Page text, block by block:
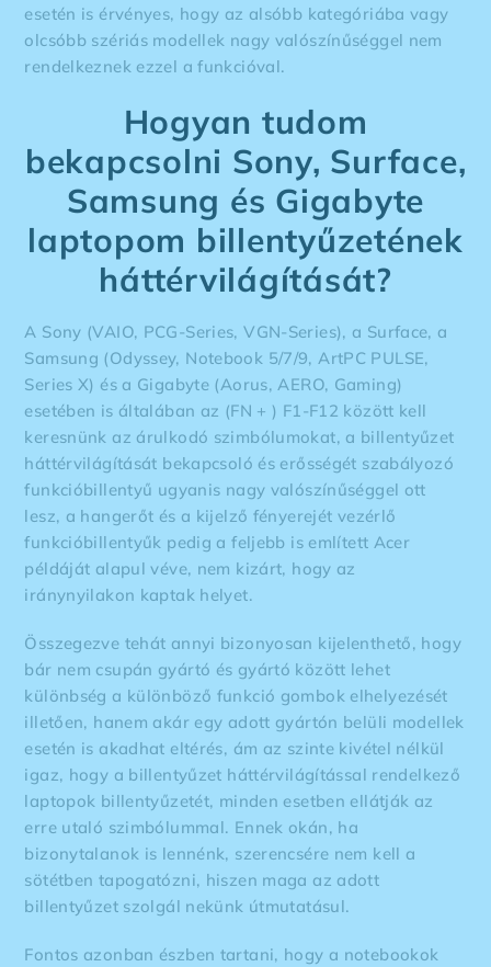
esetén is érvényes, hogy az alsóbb kategóriába vagy
olcsóbb szériás modellek nagy valószínűséggel nem
rendelkeznek ezzel a funkcióval.
Hogyan tudom
bekapcsolni Sony, Surface,
Samsung és Gigabyte
laptopom billentyűzetének
háttérvilágítását?
A Sony (VAIO, PCG-Series, VGN-Series), a Surface, a
Samsung (Odyssey, Notebook 5/7/9, ArtPC PULSE,
Series X) és a Gigabyte (Aorus, AERO, Gaming)
esetében is általában az (FN + ) F1-F12 között kell
keresnünk az árulkodó szimbólumokat, a billentyűzet
háttérvilágítását bekapcsoló és erősségét szabályozó
funkcióbillentyű ugyanis nagy valószínűséggel ott
lesz, a hangerőt és a kijelző fényerejét vezérlő
funkcióbillentyűk pedig a feljebb is említett Acer
példáját alapul véve, nem kizárt, hogy az
iránynyilakon kaptak helyet.
Összegezve tehát annyi bizonyosan kijelenthető, hogy
bár nem csupán gyártó és gyártó között lehet
különbség a különböző funkció gombok elhelyezését
illetően, hanem akár egy adott gyártón belüli modellek
esetén is akadhat eltérés, ám az szinte kivétel nélkül
igaz, hogy a billentyűzet háttérvilágítással rendelkező
laptopok billentyűzetét, minden esetben ellátják az
erre utaló szimbólummal. Ennek okán, ha
bizonytalanok is lennénk, szerencsére nem kell a
sötétben tapogatózni, hiszen maga az adott
billentyűzet szolgál nekünk útmutatásul.
Fontos azonban észben tartani, hogy a notebookok